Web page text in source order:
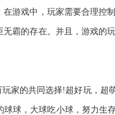
游戏中，玩家需要合理控
霸的存在。并且，游戏的
家的共同选择!超好玩，
球，大球吃小球，努力生